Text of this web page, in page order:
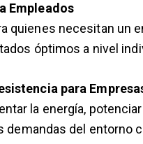
Empleados
quienes necesitan
óptimos a nivel
para
la energía,
demandas del entorno